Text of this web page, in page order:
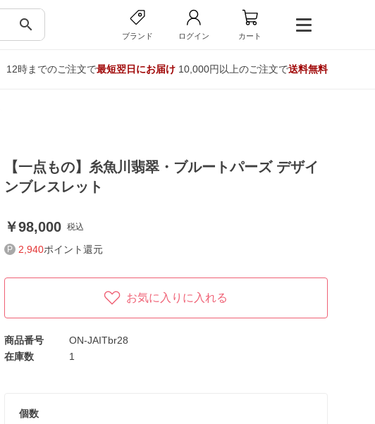
search
ブランド ログイン カート
12時までのご注文で最短翌日にお届け10,000円以上のご注文で送料無料
【一点もの】糸魚川翡翠・ブルートパーズ デザイ
ンブレスレット
98,000 税込
2,940ポイント還元
お気に入りに入れる
商品番号
ON-JAITbr28
在庫数
1
個数